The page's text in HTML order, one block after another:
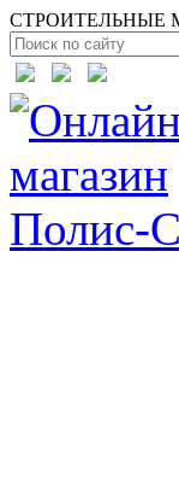
СТРОИТЕЛЬНЫЕ